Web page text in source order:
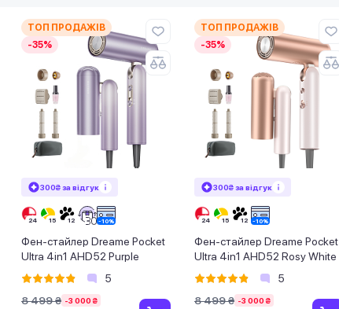
ТОП ПРОДАЖІВ
-35%
300₴ за відгук
Фен-стайлер Dreame Pocket
Ultra 4in1 AHD52 Purple
5
8 499 ₴ -3 000 ₴
ТОП ПРОДАЖІВ
-35%
300₴ за відгук
Фен-стайлер Dreame Pocket
Ultra 4in1 AHD52 Rosy White
5
8 499 ₴ -3 000 ₴